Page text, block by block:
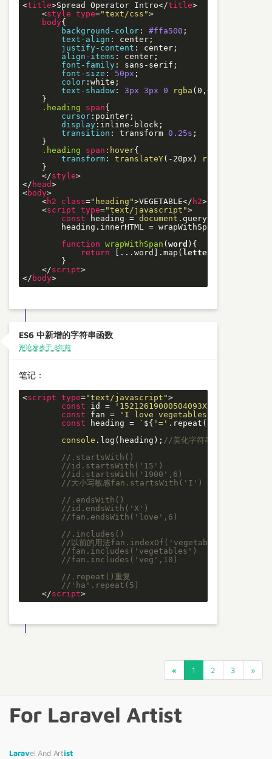
<title>Spread Operator Intro</title>
<style type="text/css">
body{
background-color : #ffa500 ;
text-align : center;
justify-content : center;
align-items : center;
font-family : sans-serif;
font-size : 50px ;
color :white;
text-shadow : 3px 3px 0 rgba (0,0,0,0.2);
    }
.heading
span{
cursor :pointer;
display :inline-block;
transition : transform 0.25s ;
    }
.heading
span :hover{
transform : translateY(-20px) rotate
    }
</style>
</ head>
<body>
<h2 class="heading">VEGETABLE</ h2>
<script type="text/javascript">
const heading = document .querySelector(
heading.innerHTML =
function
wrapWithSpan (word ) {
return [...word].map( letter
        }
</script>
</ body>
ES6 中新增的字符串函数
评论发表于 8年前
笔记：
<script type="text/javascript">
const id = '15212619000504093X'
const fan = 'I love vegetables.'
const heading = ` ${ '=' .repeat(
console .log(heading); //美化字符串
//.startsWith()
//id.startsWith('15')
//id.startsWith('1900',6)
//大小写敏感fan.startsWith('I')
//.endsWith()
//id.endsWith('X')
//fan.endsWith('love',6)
//.includes()
//以前的用法fan.indexOf('vegetables')!= -1
//fan.includes('vegetables')
//fan.includes('veg',10)
//.repeat()重复
//'ha'.repeat(5)
</script>
« 1 2 3 »
For Laravel Artist
Laravel And Artist